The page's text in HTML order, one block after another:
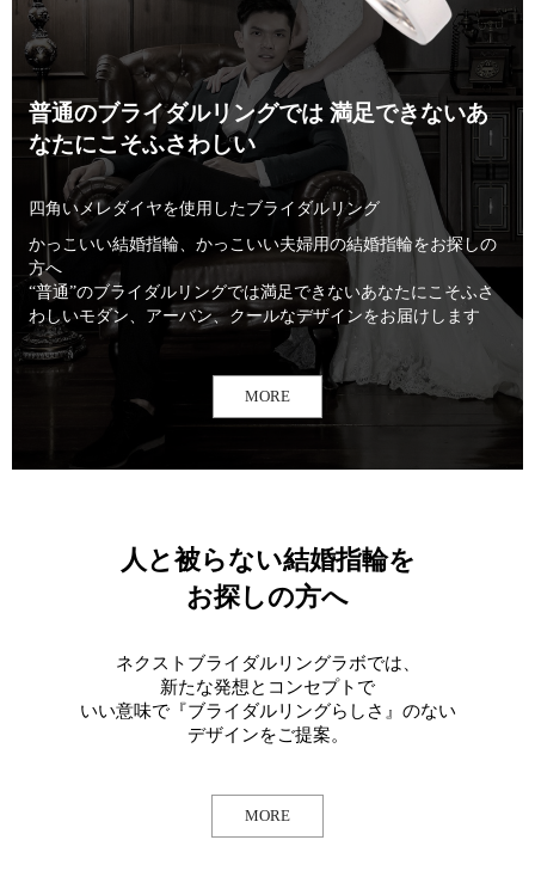
普通のブライダルリングでは 満足できないあ
なたにこそふさわしい
四角いメレダイヤを使用したブライダルリング
かっこいい結婚指輪、かっこいい夫婦用の結婚指輪をお探しの
方へ
“普通”のブライダルリングでは満足できないあなたにこそふさ
わしいモダン、アーバン、クールなデザインをお届けします
MORE
人と被らない結婚指輪を
お探しの方へ
ネクストブライダルリングラボでは、
新たな発想とコンセプトで
いい意味で『ブライダルリングらしさ』のない
デザインをご提案。
MORE